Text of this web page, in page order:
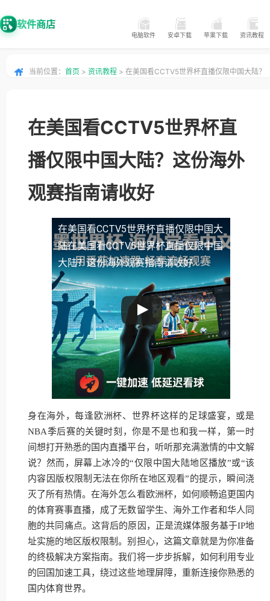
软件商店
电脑软件 安卓下载 苹果下载 资讯教程
当前位置： 首页 > 资讯教程 > 在美国看CCTV5世界杯直播仅限中国大陆？
在美国看CCTV5世界杯直
播仅限中国大陆？这份海外
观赛指南请收好
在美国看CCTV5世界杯直播仅限中国大
陆在美国看CCTV5世界杯直播仅限中国
大陆？这份海外观赛指南请收好
身在海外，每逢欧洲杯、世界杯这样的足球盛宴，或是
NBA季后赛的关键时刻，你是不是也和我一样，第一时
间想打开熟悉的国内直播平台，听听那充满激情的中文解
说？然而，屏幕上冰冷的“仅限中国大陆地区播放”或“该
内容因版权限制无法在你所在地区观看”的提示，瞬间浇
灭了所有热情。在海外怎么看欧洲杯，如何顺畅追更国内
的体育赛事直播，成了无数留学生、海外工作者和华人同
胞的共同痛点。这背后的原因，正是流媒体服务基于IP地
址实施的地区版权限制。别担心，这篇文章就是为你准备
的终极解决方案指南。我们将一步步拆解，如何利用专业
的回国加速工具，绕过这些地理屏障，重新连接你熟悉的
国内体育世界。